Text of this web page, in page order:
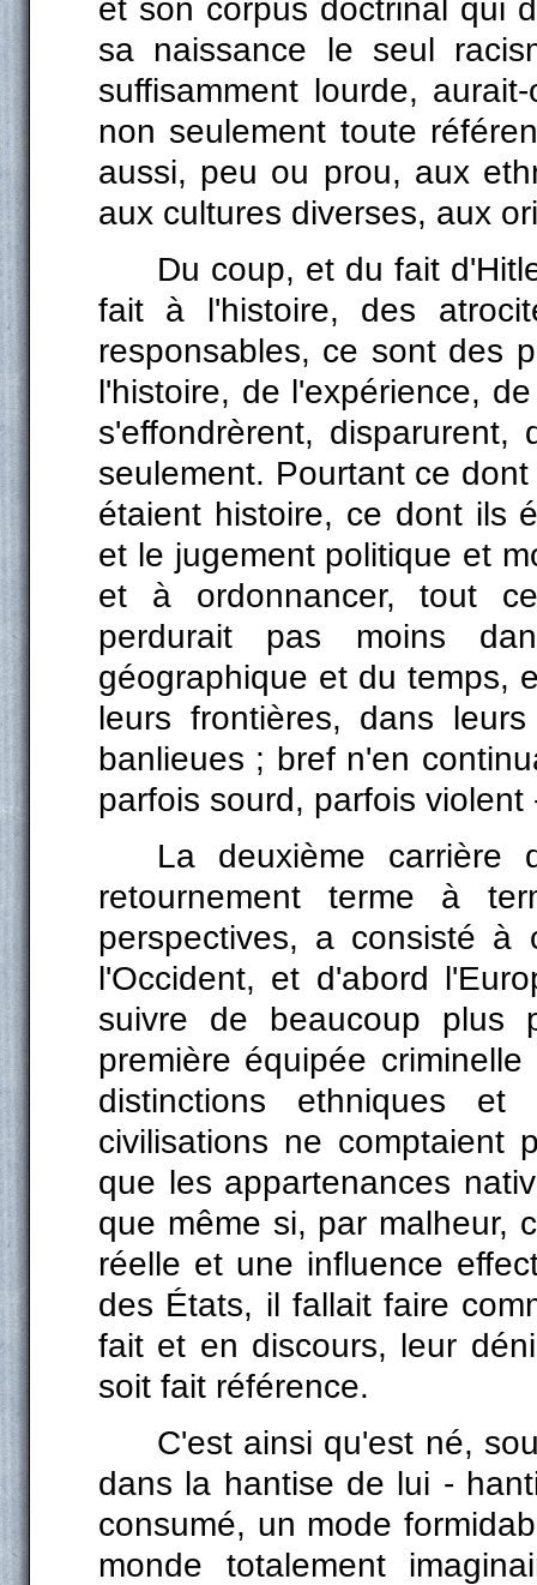
et son corpus doctrinal qui
sa naissance le seul
suffisamment lourde,
non seulement toute
aussi, peu ou prou, aux
aux cultures diverses, aux
Du coup, et du fait
fait à l'histoire, des
responsables, ce sont des
l'histoire, de l'expérience,
s'effondrèrent, disparurent,
seulement. Pourtant ce
étaient histoire, ce dont ils
et le jugement politique et
et à ordonnancer, tout
perdurait pas moins
géographique et du temps,
leurs frontières, dans
banlieues ; bref n'en
parfois sourd, parfois
La deuxième carrière
retournement terme à
perspectives, a consisté à
l'Occident, et d'abord
suivre de beaucoup plus
première équipée
distinctions ethniques et
civilisations ne comptaient
que les appartenances
que même si, par malheur,
réelle et une influence
des États, il fallait faire
fait et en discours, leur
soit fait référence.
C'est ainsi qu'est né,
dans la hantise de lui -
consumé, un mode
monde totalement